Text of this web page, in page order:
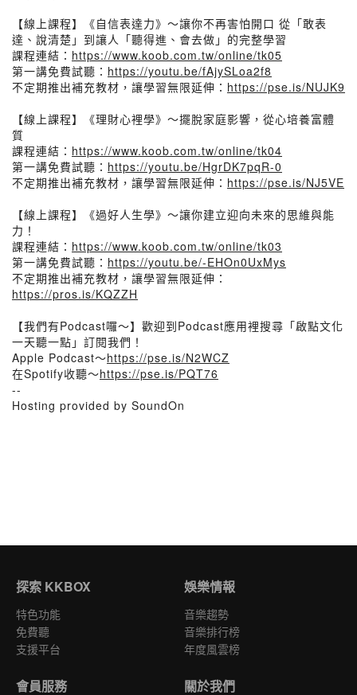
【線上課程】《自信表達力》～讓你不再害怕開口 從「敢表
達、說清楚」到讓人「聽得進、會去做」的完整學習
課程連結： https://www.koob.com.tw/online/tk05
第一講免費試聽： https://youtu.be/fAjySLoa2f8
不定期推出補充教材，讓學習無限延伸： https://pse.is/NUJK9
【線上課程】《理財心裡學》～擺脫家庭影響，從心培養富體
質
課程連結： https://www.koob.com.tw/online/tk04
第一講免費試聽： https://youtu.be/HgrDK7pqR-0
不定期推出補充教材，讓學習無限延伸： https://pse.is/NJ5VE
【線上課程】《過好人生學》～讓你建立迎向未來的思維與能
力！
課程連結： https://www.koob.com.tw/online/tk03
第一講免費試聽： https://youtu.be/-EHOn0UxMys
不定期推出補充教材，讓學習無限延伸：
https://pros.is/KQZZH
【我們有Podcast囉～】歡迎到Podcast應用裡搜尋「啟點文化
一天聽一點」訂閱我們！
Apple Podcast～https://pse.is/N2WCZ
在Spotify收聽～https://pse.is/PQT76
--
Hosting provided by SoundOn
探索 KKBOX
特色功能
免費聽
支援平台
娛樂情報
音樂趨勢
音樂排行榜
年度風雲榜
會員服務 關於我們